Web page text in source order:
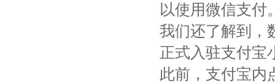
以使用微信支付
我们还了解到
正式入驻支付宝
此前，支付宝内